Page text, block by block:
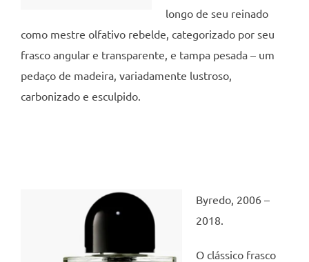
longo de seu reinado
como mestre olfativo rebelde, categorizado por seu
frasco angular e transparente, e tampa pesada – um
pedaço de madeira, variadamente lustroso,
carbonizado e esculpido.
Byredo, 2006 –
2018.
O clássico frasco